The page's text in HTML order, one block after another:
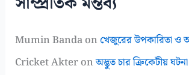
Mumin Bandaon খেজুরের উপকারিতা ও
Cricket Akteronঅদ্ভুত চার ক্রিকেটীয়